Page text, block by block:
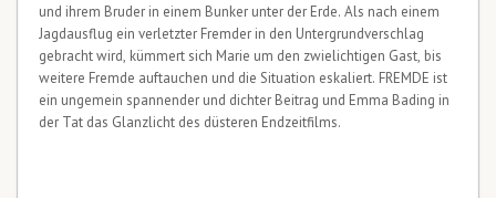
und ihrem Bruder in einem Bunker unter der Erde. Als nach einem
Jagdausflug ein verletzter Fremder in den Untergrundverschlag
gebracht wird, kümmert sich Marie um den zwielichtigen Gast, bis
weitere Fremde auftauchen und die Situation eskaliert. FREMDE ist
ein ungemein spannender und dichter Beitrag und Emma Bading in
der Tat das Glanzlicht des düsteren Endzeitfilms.